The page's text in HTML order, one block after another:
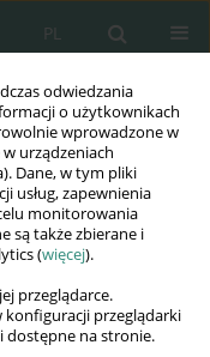
odwiedzania
o użytkownikach
wprowadzone w
urządzeniach
Dane, w tym pliki
usług, zapewnienia
monitorowania
są także zbierane i
(więcej).
przeglądarce.
konfiguracji przeglądarki
dostępne na stronie.
PL